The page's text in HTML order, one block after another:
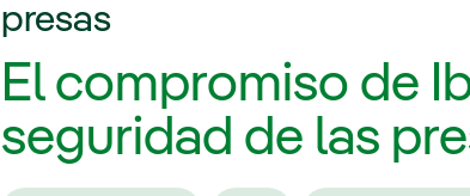
el submenú para Redes
presas
El compromiso de
seguridad de las